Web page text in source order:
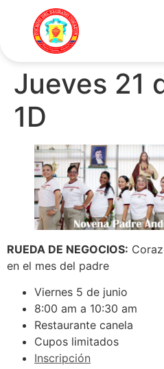
Jueves 21
1D
RUEDA DE NEGOCIOS:
en el mes del padre
Viernes 5 de junio
8:00 am a 10:30 am
Restaurante canela
Cupos limitados
Inscripción